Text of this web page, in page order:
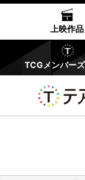
上映作品
TCGメンバー